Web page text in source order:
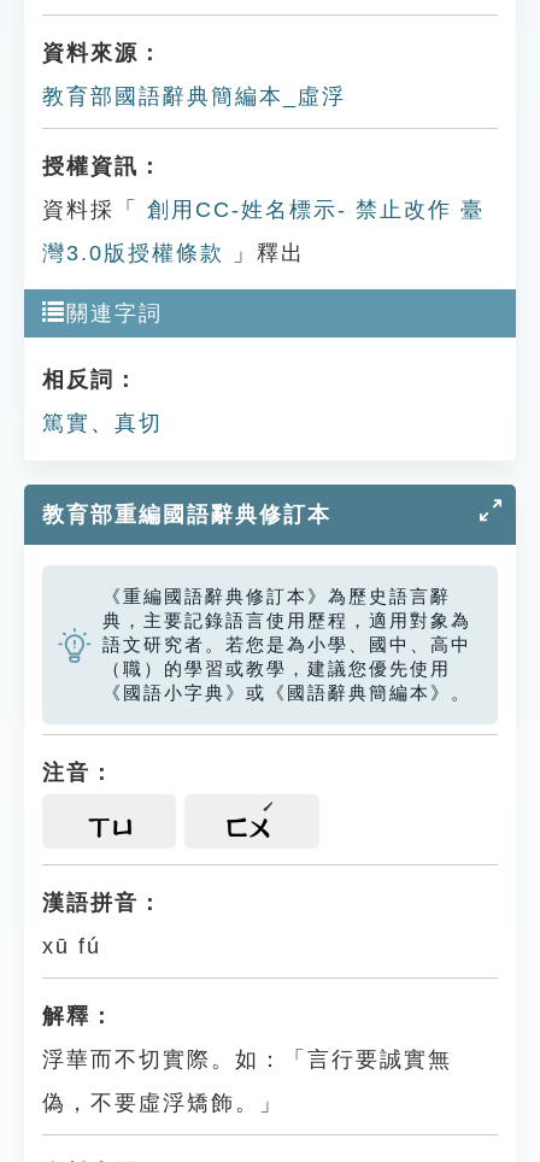
資料來源：
教育部國語辭典簡編本_虛浮
授權資訊：
資料採「
創用CC-姓名標示- 禁止改作 臺
灣3.0版授權條款
」釋出
關連字詞
相反詞：
篤實 、 真切
教育部重編國語辭典修訂本
《重編國語辭典修訂本》為歷史語言辭
典，主要記錄語言使用歷程，適用對象為
語文研究者。若您是為小學、國中、高中
（職）的學習或教學，建議您優先使用
《國語小字典》或《國語辭典簡編本》。
注音：
ㄒㄩ ㄈㄨ
漢語拼音：
xū fú
解釋：
浮華而不切實際。如：「言行要誠實無
偽，不要虛浮矯飾。」